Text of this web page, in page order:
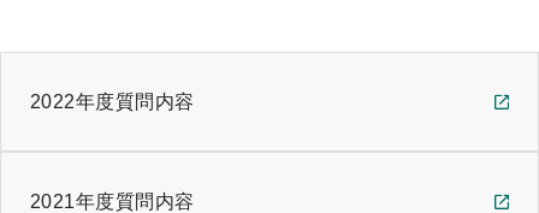
2022年度質問内容
2021年度質問内容